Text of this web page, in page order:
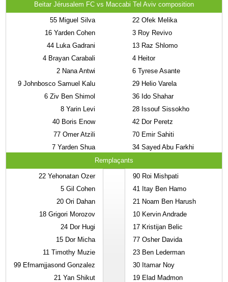
Beitar Jérusalem FC vs Maccabi Tel Aviv composition
55 Miguel Silva
16 Yarden Cohen
44 Luka Gadrani
4 Brayan Carabali
2 Nana Antwi
9 Johnbosco Samuel Kalu
6 Ziv Ben Shimol
8 Yarin Levi
40 Boris Enow
77 Omer Atzili
7 Yarden Shua
22 Ofek Melika
3 Roy Revivo
13 Raz Shlomo
4 Heitor
6 Tyrese Asante
29 Helio Varela
36 Ido Shahar
28 Issouf Sissokho
42 Dor Peretz
70 Emir Sahiti
34 Sayed Abu Farkhi
Remplaçants
22 Yehonatan Ozer
5 Gil Cohen
20 Ori Dahan
18 Grigori Morozov
24 Dor Hugi
15 Dor Micha
11 Timothy Muzie
99 Efmamjjasond Gonzalez
21 Yan Shikut
90 Roi Mishpati
41 Itay Ben Hamo
21 Noam Ben Harush
10 Kervin Andrade
17 Kristijan Belic
77 Osher Davida
23 Ben Lederman
30 Itamar Noy
19 Elad Madmon